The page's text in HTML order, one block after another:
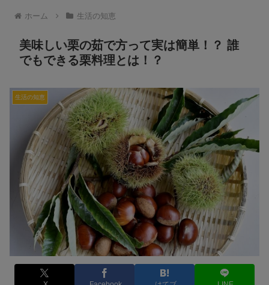
ホーム 生活の知恵
美味しい栗の茹で方って実は簡単！？ 誰
でもできる栗料理とは！？
生活の知恵